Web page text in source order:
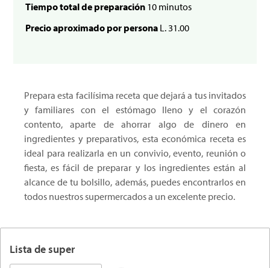
Tiempo total de preparación 10 minutos
Precio aproximado por persona L. 31.00
Prepara esta facilísima receta que dejará a tus invitados
y familiares con el estómago lleno y el corazón
contento, aparte de ahorrar algo de dinero en
ingredientes y preparativos, esta económica receta es
ideal para realizarla en un convivio, evento, reunión o
fiesta, es fácil de preparar y los ingredientes están al
alcance de tu bolsillo, además, puedes encontrarlos en
todos nuestros supermercados a un excelente precio.
Lista de super